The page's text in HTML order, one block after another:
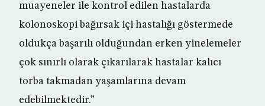
muayeneler ile kontrol edilen hastalarda
kolonoskopi bağırsak içi hastalığı göstermede
oldukça başarılı olduğundan erken yinelemeler
çok sınırlı olarak çıkarılarak hastalar kalıcı
torba takmadan yaşamlarına devam
edebilmektedir.”